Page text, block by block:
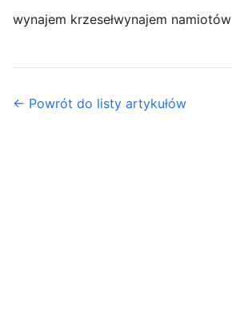
wynajem krzesełwynajem namiotów
← Powrót do listy artykułów